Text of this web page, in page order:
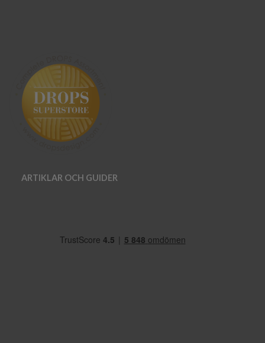
ARTIKLAR OCH GUIDER